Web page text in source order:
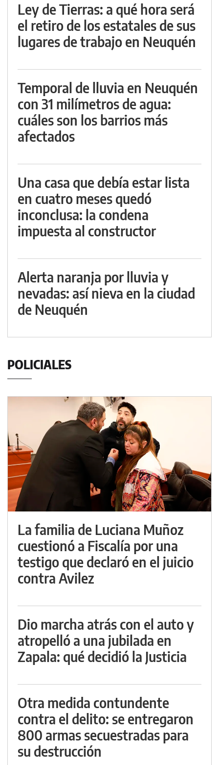
Ley de Tierras: a qué hora será
el retiro de los estatales de sus
lugares de trabajo en Neuquén
Temporal de lluvia en Neuquén
con 31 milímetros de agua:
cuáles son los barrios más
afectados
Una casa que debía estar lista
en cuatro meses quedó
inconclusa: la condena
impuesta al constructor
Alerta naranja por lluvia y
nevadas: así nieva en la ciudad
de Neuquén
POLICIALES
La familia de Luciana Muñoz
cuestionó a Fiscalía por una
testigo que declaró en el juicio
contra Avilez
Dio marcha atrás con el auto y
atropelló a una jubilada en
Zapala: qué decidió la Justicia
Otra medida contundente
contra el delito: se entregaron
800 armas secuestradas para
su destrucción